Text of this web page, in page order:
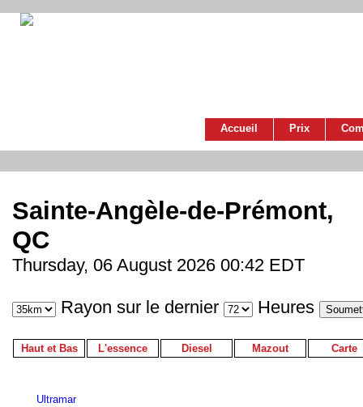
Accueil Prix
Sainte-Angèle-de-Prémont,
QC
Thursday, 06 August 2026 00:42 EDT
Rayon sur le dernier Heures
Haut et Bas L'essence Diesel Mazout Carte
Ultramar